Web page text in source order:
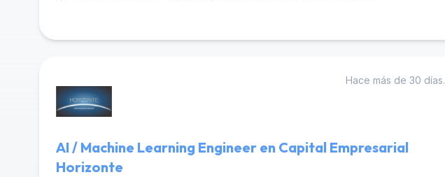
Hace más de 30 días.
AI / Machine Learning Engineer en Capital Empresarial
Horizonte